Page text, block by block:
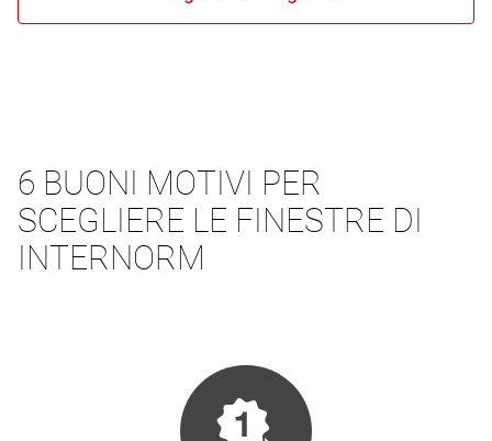
6 BUONI MOTIVI PER
SCEGLIERE LE FINESTRE DI
INTERNORM